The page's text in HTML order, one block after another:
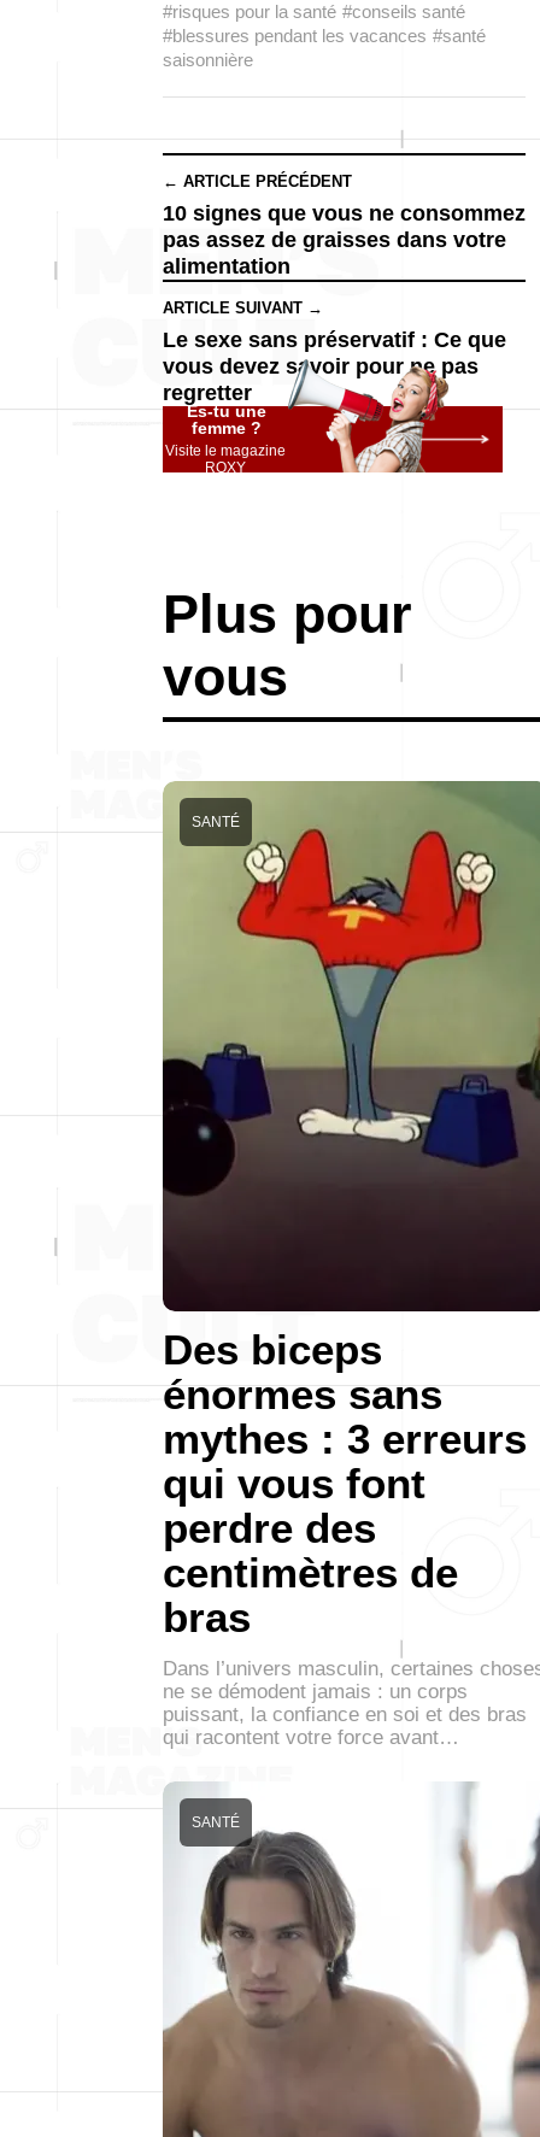
#risques pour la santé #conseils santé
#blessures pendant les vacances #santé
saisonnière
← ARTICLE PRÉCÉDENT
10 signes que vous ne consommez
pas assez de graisses dans votre
alimentation
ARTICLE SUIVANT →
Le sexe sans préservatif : Ce que
vous devez savoir pour ne pas
regretter
Es-tu une
femme ?
Visite le magazine
ROXY
Plus pour
vous
Des biceps
énormes sans
mythes : 3 erreurs
qui vous font
perdre des
centimètres de
bras
SANTÉ
Dans l’univers masculin, certaines
ne se démodent jamais : un corps
puissant, la confiance en soi et des bras
qui racontent votre force avant…
SANTÉ